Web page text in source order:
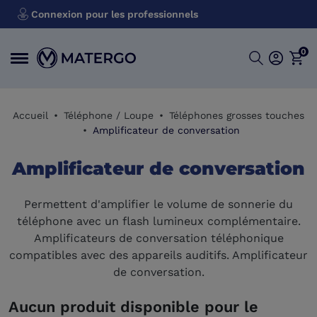
Connexion pour les professionnels
0
Accueil Téléphone / Loupe
Téléphones grosses touches
Amplificateur de conversation
Amplificateur de conversation
Permettent d'amplifier le volume de sonnerie du
téléphone avec un flash lumineux complémentaire.
Amplificateurs de conversation téléphonique
compatibles avec des appareils auditifs. Amplificateur
de conversation.
Aucun produit disponible pour le